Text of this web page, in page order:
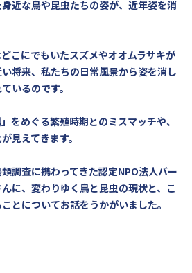
近な鳥や昆虫たちの姿が、近年姿を消
こにでもいたスズメやオオムラサキが
将来、私たちの日常風景から姿を消し
いるのです。
をめぐる繁殖時期とのミスマッチや、
見えてきます。
調査に携わってきた認定NPO法人バー
に、変わりゆく鳥と昆虫の現状と、こ
とについてお話をうかがいました。